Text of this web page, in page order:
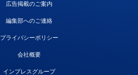
広告掲載のご案内
編集部へのご連絡
プライバシーポリシー
会社概要
インプレスグループ